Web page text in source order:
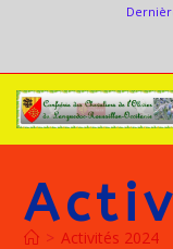
> Activités 2024